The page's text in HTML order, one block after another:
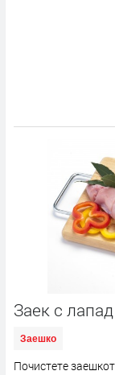
Заек с лапад
Заешко
Почистете